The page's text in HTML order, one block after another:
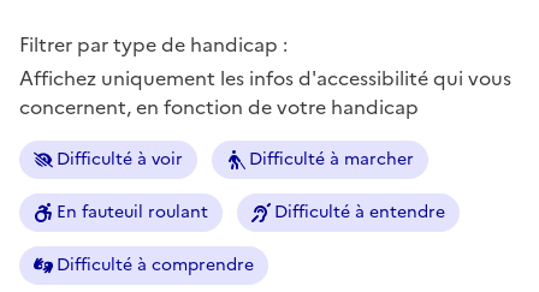
Filtrer par type de handicap :
Affichez uniquement les infos d'accessibilité qui vous
concernent, en fonction de votre handicap
Difficulté à voir Difficulté à marcher
En fauteuil roulant Difficulté à entendre
Difficulté à comprendre